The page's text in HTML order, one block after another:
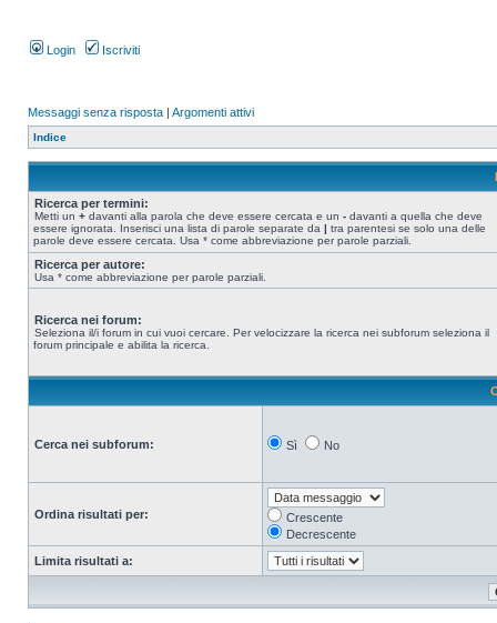
Login Iscriviti
Messaggi senza risposta | Argomenti attivi
Indice
Ricerca per termini:
Metti un + davanti alla parola che deve essere cercata e un - davanti a quella che deve
essere ignorata. Inserisci una lista di parole separate da | tra parentesi se solo una delle
parole deve essere cercata. Usa * come abbreviazione per parole parziali.
Ricerca per autore:
Usa * come abbreviazione per parole parziali.
Ricerca nei forum:
Seleziona il/i forum in cui vuoi cercare. Per velocizzare la ricerca nei subforum seleziona il
forum principale e abilita la ricerca.
Cerca nei subforum: Sì No
Ordina risultati per:
Crescente
Decrescente
Limita risultati a: